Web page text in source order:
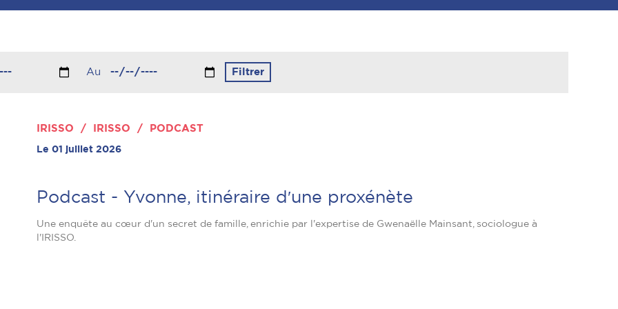
Au
IRISSO / IRISSO / PODCAST
Le 01 juillet 2026
Podcast - Yvonne, itinéraire dʹune proxénète
Une enquête au cœur d'un secret de famille, enrichie par l'expertise de Gwenaëlle Mainsant, sociologue à
l'IRISSO.